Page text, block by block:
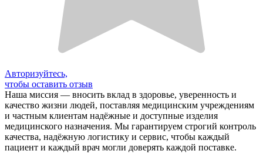
Авторизуйтесь,
чтобы оставить отзыв
Наша миссия — вносить вклад в здоровье, уверенность и
качество жизни людей, поставляя медицинским учреждениям
и частным клиентам надёжные и доступные изделия
медицинского назначения. Мы гарантируем строгий контроль
качества, надёжную логистику и сервис, чтобы каждый
пациент и каждый врач могли доверять каждой поставке.